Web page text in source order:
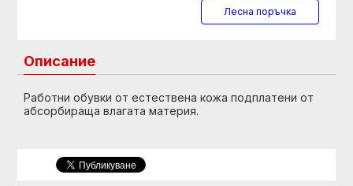
Лесна поръчка
Описание
Работни обувки от естествена кожа подплатени от
абсорбираща влагата материя.